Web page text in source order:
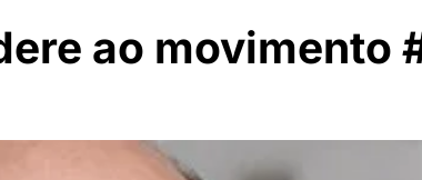
ao movimento